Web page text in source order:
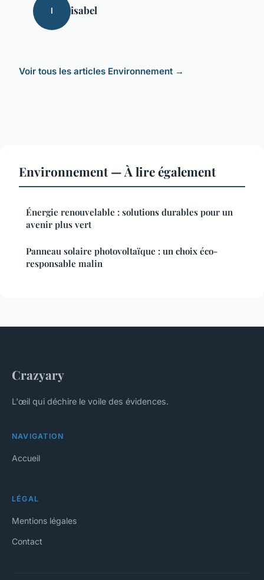
I isabel
Voir tous les articles Environnement →
Environnement — À lire également
Énergie renouvelable : solutions durables pour un
avenir plus vert
Panneau solaire photovoltaïque : un choix éco-
responsable malin
Crazyary
L'œil qui déchire le voile des évidences.
NAVIGATION
Accueil
LÉGAL
Mentions légales
Contact